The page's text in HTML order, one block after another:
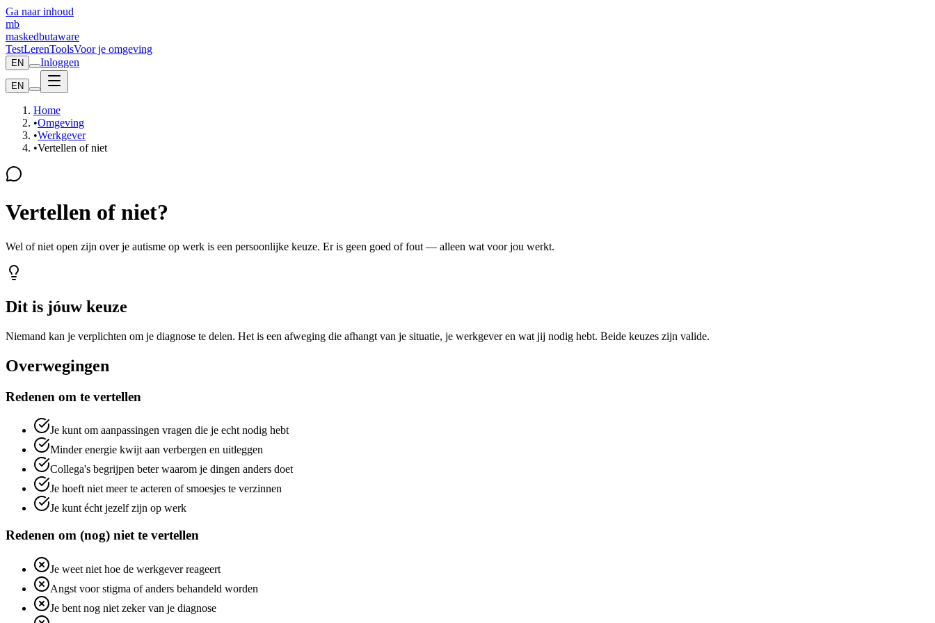
Ga naar inhoud
mb
maskedbutaware
TestLerenToolsVoor je omgeving
EN Inloggen
EN
Home
•Omgeving
•Werkgever
•Vertellen of niet
Vertellen of niet?
Wel of niet open zijn over je autisme op werk is een persoonlijke keuze. Er is geen goed of fout — alleen wat voor jou werkt.
Dit is jóuw keuze
Niemand kan je verplichten om je diagnose te delen. Het is een afweging die afhangt van je situatie, je werkgever en wat jij nodig hebt. Beide keuzes zijn valide.
Overwegingen
Redenen om te vertellen
Je kunt om aanpassingen vragen die je echt nodig hebt
Minder energie kwijt aan verbergen en uitleggen
Collega's begrijpen beter waarom je dingen anders doet
Je hoeft niet meer te acteren of smoesjes te verzinnen
Je kunt écht jezelf zijn op werk
Redenen om (nog) niet te vertellen
Je weet niet hoe de werkgever reageert
Angst voor stigma of anders behandeld worden
Je bent nog niet zeker van je diagnose